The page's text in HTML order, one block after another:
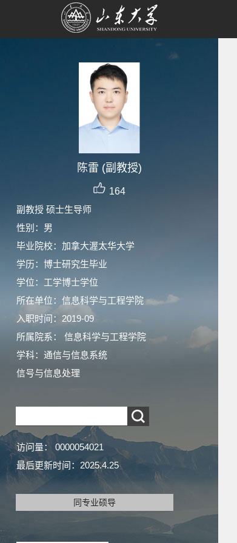
陈雷 (副教授)
164
副教授 硕士生导师
性别：男
毕业院校：加拿大渥太华大学
学历：博士研究生毕业
学位：工学博士学位
所在单位：信息科学与工程学院
入职时间：2019-09
所属院系： 信息科学与工程学院
学科：通信与信息系统
信号与信息处理
访问量： 0000054021
最后更新时间： 2025.4.25
同专业硕导